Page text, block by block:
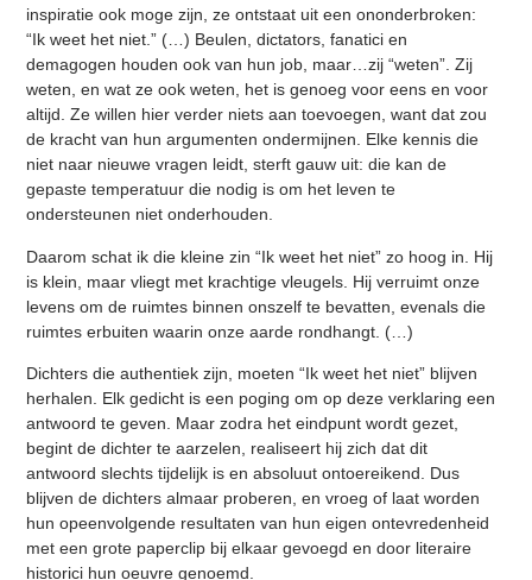
inspiratie ook moge zijn, ze ontstaat uit een ononderbroken:
“Ik weet het niet.” (…) Beulen, dictators, fanatici en
demagogen houden ook van hun job, maar…zij “weten”. Zij
weten, en wat ze ook weten, het is genoeg voor eens en voor
altijd. Ze willen hier verder niets aan toevoegen, want dat zou
de kracht van hun argumenten ondermijnen. Elke kennis die
niet naar nieuwe vragen leidt, sterft gauw uit: die kan de
gepaste temperatuur die nodig is om het leven te
ondersteunen niet onderhouden.
Daarom schat ik die kleine zin “Ik weet het niet” zo hoog in. Hij
is klein, maar vliegt met krachtige vleugels. Hij verruimt onze
levens om de ruimtes binnen onszelf te bevatten, evenals die
ruimtes erbuiten waarin onze aarde rondhangt. (…)
Dichters die authentiek zijn, moeten “Ik weet het niet” blijven
herhalen. Elk gedicht is een poging om op deze verklaring een
antwoord te geven. Maar zodra het eindpunt wordt gezet,
begint de dichter te aarzelen, realiseert hij zich dat dit
antwoord slechts tijdelijk is en absoluut ontoereikend. Dus
blijven de dichters almaar proberen, en vroeg of laat worden
hun opeenvolgende resultaten van hun eigen ontevredenheid
met een grote paperclip bij elkaar gevoegd en door literaire
historici hun oeuvre genoemd.